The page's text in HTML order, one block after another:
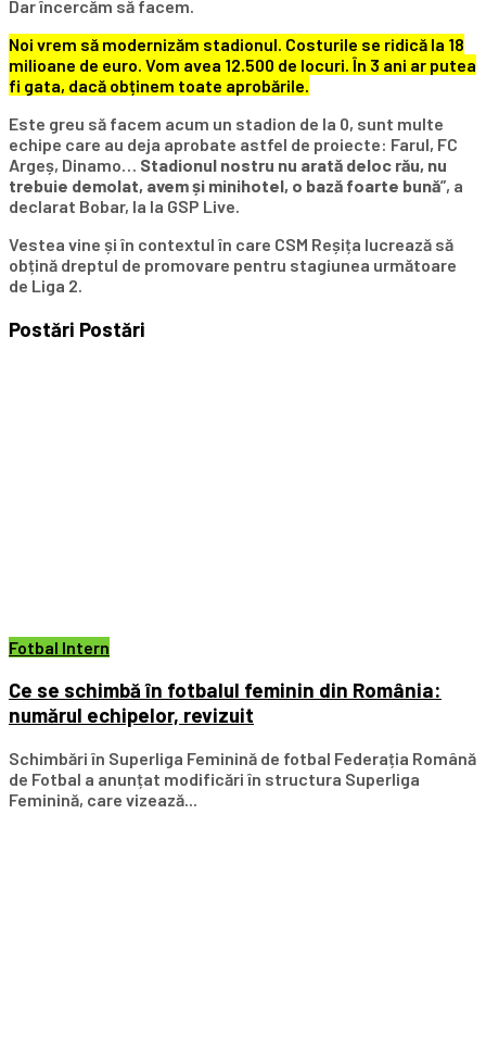
Dar încercăm să facem.
Noi vrem să modernizăm stadionul. Costurile se ridică la 18
milioane de euro. Vom avea 12.500 de locuri. În 3 ani ar putea
fi gata, dacă obținem toate aprobările.
Este greu să facem acum un stadion de la 0, sunt multe
echipe care au deja aprobate astfel de proiecte: Farul, FC
Argeș, Dinamo… Stadionul nostru nu arată deloc rău, nu
trebuie demolat, avem și minihotel, o bază foarte bună”, a
declarat Bobar, la la GSP Live.
Vestea vine și în contextul în care CSM Reșița lucrează să
obțină dreptul de promovare pentru stagiunea următoare
de Liga 2.
Postări Postări
Fotbal Intern
Ce se schimbă în fotbalul feminin din România:
numărul echipelor, revizuit
Schimbări în Superliga Feminină de fotbal Federația Română
de Fotbal a anunțat modificări în structura Superliga
Feminină, care vizează...